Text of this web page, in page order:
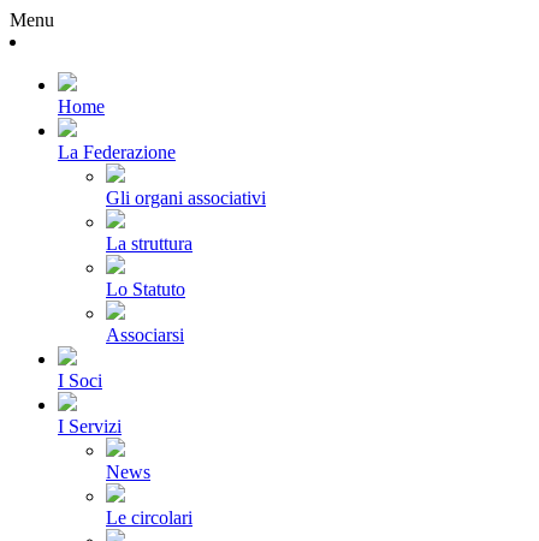
Menu
Home
La Federazione
Gli organi associativi
La struttura
Lo Statuto
Associarsi
I Soci
I Servizi
News
Le circolari